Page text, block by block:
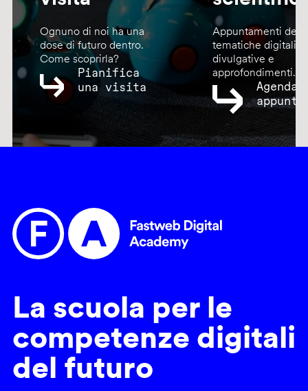
Ognuno di noi ha una
dose di futuro dentro.
Come scoprirla?
Pianifica
una visita
Appuntamenti
tematiche digitali,
divulgative e
approfondimenti.
Agenda
La scuola per le
competenze digitali
del futuro